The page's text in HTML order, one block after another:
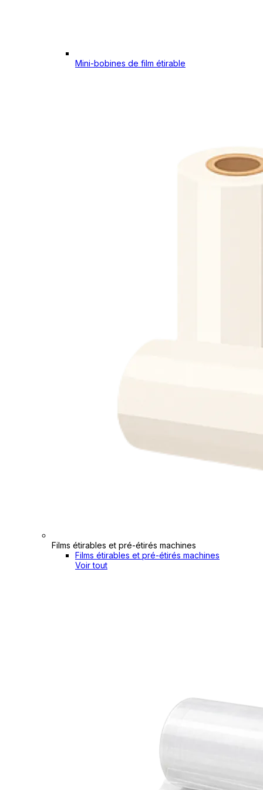
Mini-bobines de film étirable
Films étirables et pré-étirés machines
Films étirables et pré-étirés machines
Voir tout